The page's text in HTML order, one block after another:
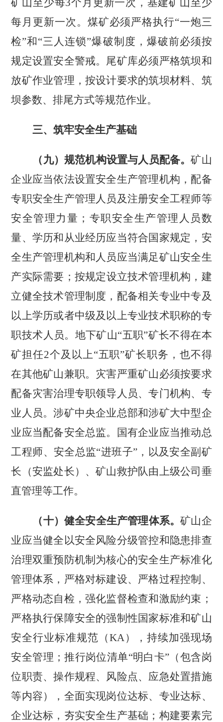
矿山至少每3个月更新一次，基建矿山至少
每月更新一次。煤矿必须严格执行“一炮三
检”和“三人连锁”爆破制度，爆破前必须按
规定设置安全警戒。尾矿库必须严格筑坝和
放矿作业管理，按设计要求的筑坝材料、筑
坝参数、排尾方式等规范作业。
三、筑牢安全生产基础
（九）规范机构设置与人员配备。矿山
企业应当依法设置安全生产管理机构，配备
专职安全生产管理人员及注册安全工程师等
安全管理力量；专职安全生产管理人员数
量、学历和从业经历应当符合国家规定，安
全生产管理机构和人员应当满足矿山安全生
产实际需要；按规定设立技术管理机构，建
立健全技术管理制度，配备相关专业中专及
以上学历或者中级及以上专业技术职称的专
职技术人员。地下矿山“五职”矿长不得在本
矿担任2个及以上“五职”矿长职务，也不得
在其他矿山兼职。灾害严重矿山必须按要求
配备灾害治理专职领导人员、专门机构、专
业人员。涉矿中央企业总部和涉矿大中型企
业应当配备安全总监。国有企业应当推动总
工程师、安全总监“进班子”，以及安全副矿
长（安监处长）、矿山救护队由上级公司垂
直管理等工作。
（十）健全安全生产管理体系。矿山企
业应当健全以安全风险分级管控和隐患排查
治理双重预防机制为核心的安全生产标准化
管理体系，严格对标建设、严格过程控制、
严格动态自检，强化监督检查和激励约束；
严格执行保障安全的强制性国家标准和矿山
安全行业标准规范（KA），持续加强现场
安全管理；推行岗位清单“明白卡”（包含岗
位职责、操作规程、风险点、应急处置措施
等内容），全面实现岗位达标、专业达标、
企业达标，夯实安全生产基础；构建要素完